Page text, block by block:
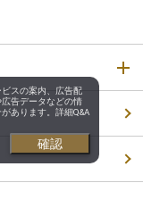
スの案内、広告配
告データなどの情
あります。詳細Q&A
確認